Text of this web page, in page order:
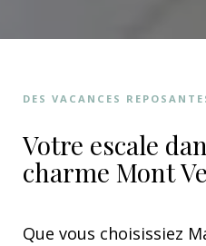
DES VACANCES
Votre escale
charme Mont
Que vous choisissiez